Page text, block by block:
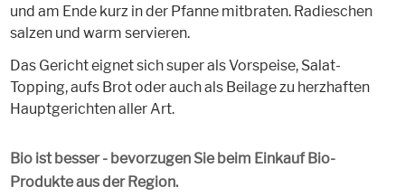
und am Ende kurz in der Pfanne mitbraten. Radieschen
salzen und warm servieren.
Das Gericht eignet sich super als Vorspeise, Salat-
Topping, aufs Brot oder auch als Beilage zu herzhaften
Hauptgerichten aller Art.
Bio ist besser - bevorzugen Sie beim Einkauf Bio-
Produkte aus der Region.